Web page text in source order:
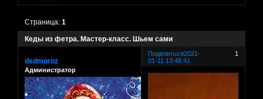
Кеды из фетра. Мастер-класс. Шьем сами
Страница:1
Поделиться 1
2021-
01-11 13:48:41
dedmoroz
Администратор